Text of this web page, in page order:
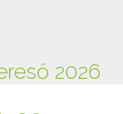
2026